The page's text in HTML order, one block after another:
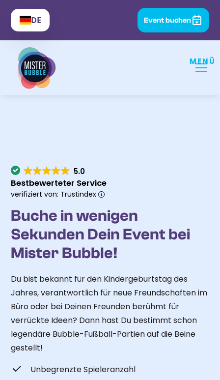
DE Event buchen
MENÜ
5.0
Bestbewerteter Service
verifiziert von: Trustindex
Buche in wenigen
Sekunden Dein Event bei
Mister Bubble!
Du bist bekannt für den Kindergeburtstag des
Jahres, verantwortlich für neue Freundschaften im
Büro oder bei Deinen Freunden berühmt für
verrückte Ideen? Dann hast Du bestimmt schon
legendäre Bubble-Fußball-Partien auf die Beine
gestellt!
Unbegrenzte Spieleranzahl